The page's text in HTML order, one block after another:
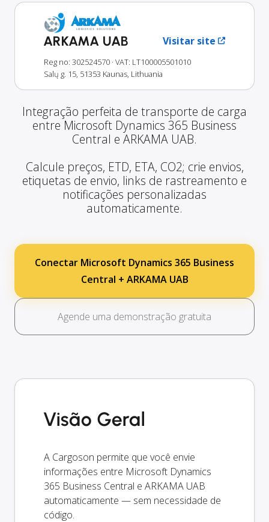
ARKAMA UAB Visitar site
Reg no: 302524570 · VAT: LT100005501010
Salų g. 15, 51353 Kaunas, Lithuania
Integração perfeita de transporte de carga
entre Microsoft Dynamics 365 Business
Central e ARKAMA UAB.
Calcule preços, ETD, ETA, CO2; crie envios,
etiquetas de envio, links de rastreamento e
notificações personalizadas
automaticamente.
Conectar Microsoft Dynamics 365 Business
Central + ARKAMA UAB
Agende uma demonstração gratuita
Visão Geral
A Cargoson permite que você envie
informações entre Microsoft Dynamics
365 Business Central e ARKAMA UAB
automaticamente — sem necessidade de
código.